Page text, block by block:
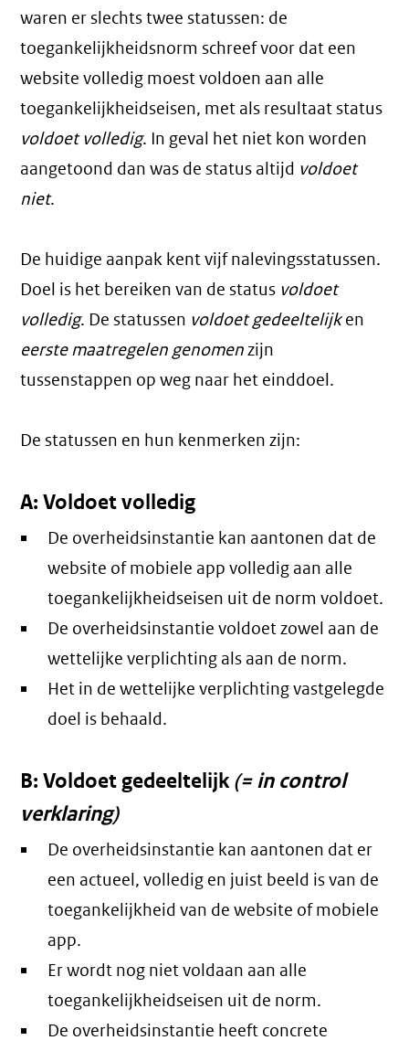
waren er slechts twee statussen: de
toegankelijkheidsnorm schreef voor dat een
website volledig moest voldoen aan alle
toegankelijkheidseisen, met als resultaat status
voldoet volledig. In geval het niet kon worden
aangetoond dan was de status altijd voldoet
niet.
De huidige aanpak kent vijf nalevingsstatussen.
Doel is het bereiken van de status voldoet
volledig. De statussen voldoet gedeeltelijken
eerste maatregelen genomenzijn
tussenstappen op weg naar het einddoel.
De statussen en hun kenmerken zijn:
A: Voldoet volledig
De overheidsinstantie kan aantonen dat de
website of mobiele app volledig aan alle
toegankelijkheidseisen uit de norm voldoet.
De overheidsinstantie voldoet zowel aan de
wettelijke verplichting als aan de norm.
Het in de wettelijke verplichting vastgelegde
doel is behaald.
B: Voldoet gedeeltelijk(= in control
verklaring)
De overheidsinstantie kan aantonen dat er
een actueel, volledig en juist beeld is van de
toegankelijkheid van de website of mobiele
app.
Er wordt nog niet voldaan aan alle
toegankelijkheidseisen uit de norm.
De overheidsinstantie heeft concrete